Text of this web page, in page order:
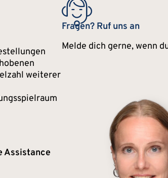
weiterer
Assistance
Fragen? Ruf uns an
Melde dich gerne, wenn